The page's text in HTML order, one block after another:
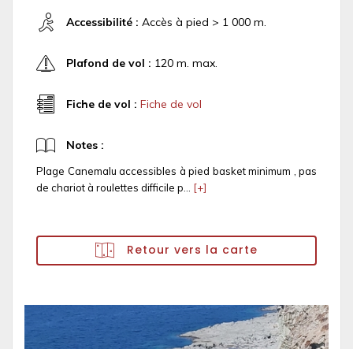
Accessibilité : Accès à pied > 1 000 m.
Plafond de vol : 120 m. max.
Fiche de vol : Fiche de vol
Notes :
Plage Canemalu accessibles à pied basket minimum , pas
de chariot à roulettes difficile p... [+]
Retour vers la carte